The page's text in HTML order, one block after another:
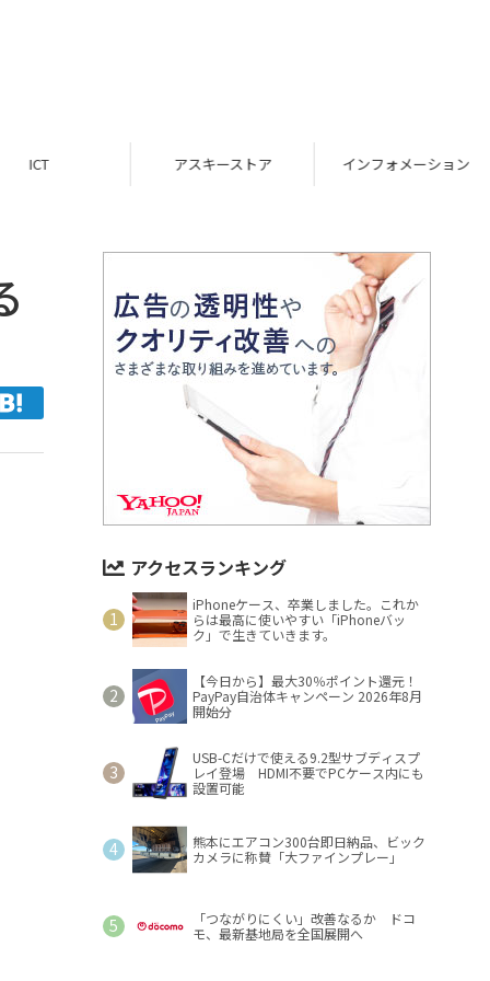
ICT アスキーストア インフォメーション
アクセスランキング
iPhoneケース、卒業しました。これか
らは最高に使いやすい「iPhoneバッ
ク」で生きていきます。
【今日から】最大30％ポイント還元！
PayPay自治体キャンペーン 2026年8月
開始分
USB-Cだけで使える9.2型サブディスプ
レイ登場 HDMI不要でPCケース内にも
設置可能
熊本にエアコン300台即日納品、ビック
カメラに称賛「大ファインプレー」
「つながりにくい」改善なるか ドコ
モ、最新基地局を全国展開へ